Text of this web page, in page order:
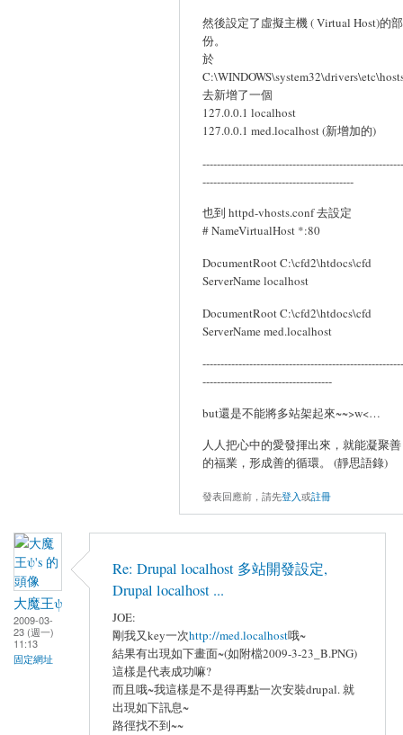
然後設定了虛擬主機 ( Virtual Host)的部
份。
於
去新增了一個
127.0.0.1 localhost
127.0.0.1 med.localhost (新增加的)
--------------------------------------------------------
------------------------------------------
也到 httpd-vhosts.conf 去設定
# NameVirtualHost *:80
DocumentRoot C:\cfd2\htdocs\cfd
ServerName localhost
DocumentRoot C:\cfd2\htdocs\cfd
ServerName med.localhost
--------------------------------------------------------
------------------------------------
but還是不能將多站架起來~~>w<…
人人把心中的愛發揮出來，就能凝聚善
的福業，形成善的循環。 (靜思語錄)
發表回應前，請先登入或註冊
大魔王ψ
2009-03-
23 (週一)
11:13
固定網址
Re: Drupal localhost 多站開發設定,
Drupal localhost ...
JOE:
剛我又key一次http://med.localhost哦~
結果有出現如下畫面~(如附檔2009-3-23_B.PNG)
這樣是代表成功嘛?
而且哦~我這樣是不是得再點一次安裝drupal. 就
出現如下訊息~
路徑找不到~~